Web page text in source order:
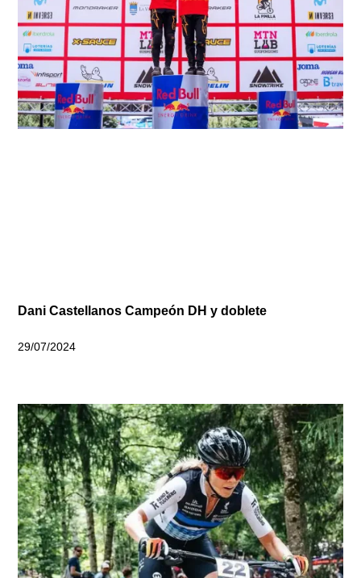
Dani Castellanos Campeón DH y doblete
29/07/2024